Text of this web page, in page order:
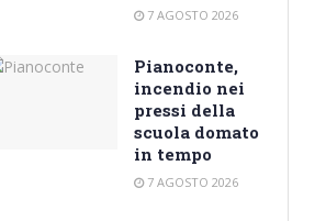
7 AGOSTO 2026
Pianoconte,
incendio nei
pressi della
scuola domato
in tempo
7 AGOSTO 2026